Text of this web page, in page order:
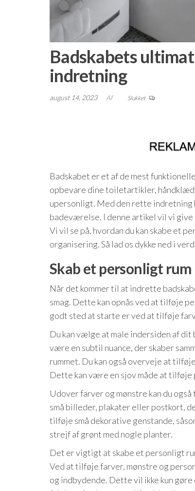
Badskabets
indretning
august 14, 2023 Af Slukket
Badskabet er et af de mest
opbevare dine toiletartikler,
upersonligt. Med den rette
badeværelse. I denne artikel vil vi
Vi vil se på, hvordan du kan skabe et
organisering. Så lad os dykke ned i
Skab et personligt rum
Når det kommer til at indrette
smag. Dette kan opnås ved at tilføje
godt sted at starte er ved at tilføje
Du kan vælge at male indersiden af
være en subtil nuance, der skaber
rummet. Du kan også overveje at
Dette kan være en sjov måde at
Udover farver og mønstre kan du
små billeder, plakater eller postkort,
tilføje små dekorative genstande,
strejf af grønt med nogle planter.
Det er vigtigt at skabe et personligt
Ved at tilføje farver, mønstre og
og indbydende. Dette vil ikke kun